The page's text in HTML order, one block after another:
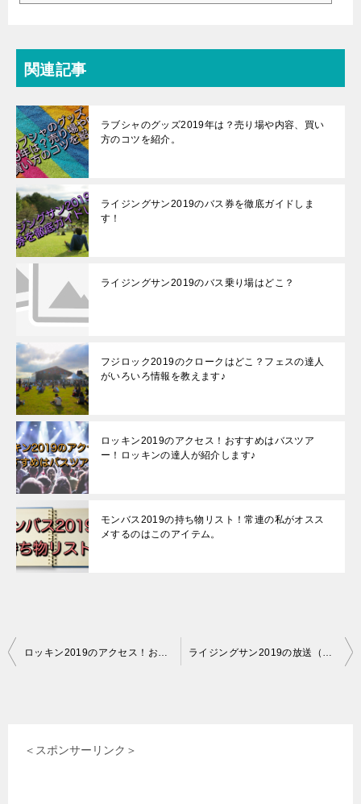
ラ
関連記事
ラブシャのグッズ2019年は？売り場や内容、買い
方のコツを紹介。
ライジングサン2019のバス券を徹底ガイドしま
す！
ライジングサン2019のバス乗り場はどこ？
フジロック2019のクロークはどこ？フェスの達人
がいろいろ情報を教えます♪
ロッキン2019のアクセス！おすすめはバスツア
ー！ロッキンの達人が紹介します♪
モンバス2019の持ち物リスト！常連の私がオスス
メするのはこのアイテム。
投
ロッキン2019のアクセス！おすすめはバスツアー！ロッキンの達人が紹介します♪ ライジングサン2019の放送（放映）はいつ？
＜スポンサーリンク＞